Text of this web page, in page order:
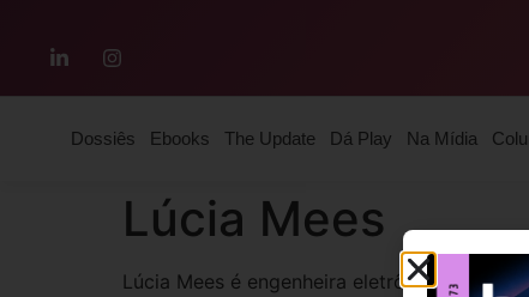
Dossiês Ebooks The Update Dá Play Na Mídia
Lúcia Mees
Lúcia Mees é engenheira eletrônica,